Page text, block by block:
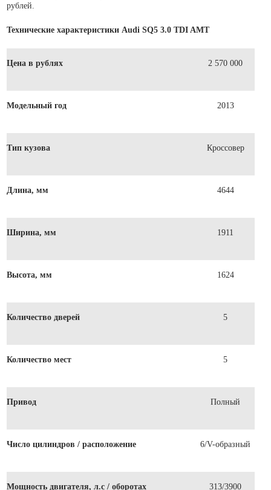
рублей.
Технические характеристики Audi SQ5 3.0 TDI AMT
Цена в рублях 2 570 000
Модельный год 2013
Тип кузова Кроссовер
Длина, мм 4644
Ширина, мм 1911
Высота, мм 1624
Количество дверей 5
Количество мест 5
Привод Полный
Число цилиндров / расположение 6/V-образный
Мощность двигателя, л.с / оборотах 313/3900